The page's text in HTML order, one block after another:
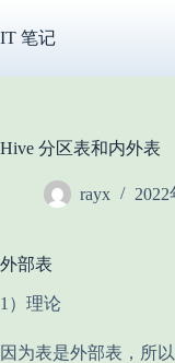
过
IT 笔记
Hive 分区表和内外表
rayx 2022
外部表
1）理论
因为表是外部表，所